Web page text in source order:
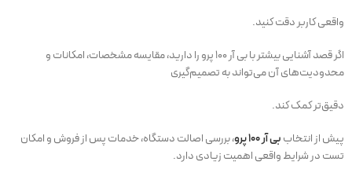
واقعی کاربر دقت کنید.
اگر قصد آشنایی بیشتر با بی آر 100 پرو را دارید، مقایسه مشخصات، امکانات و
محدودیت‌های آن می‌تواند به تصمیم‌گیری
دقیق‌تر کمک کند.
پیش از انتخاببی آر 100 پرو
، بررسی اصالت دستگاه، خدمات پس از فروش و امکان
تست در شرایط واقعی اهمیت زیادی دارد.